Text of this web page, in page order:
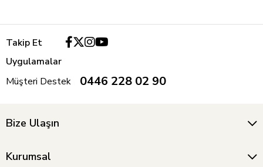
Takip Et
Uygulamalar
Müşteri Destek
0446 228 02 90
Bize Ulaşın
Kurumsal